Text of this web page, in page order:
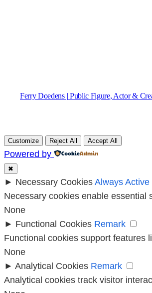
Ferry Doedens | Public Figure, Actor &
Customize Reject All Accept All
Powered by
✖
► Necessary Cookies Always Active
Necessary cookies enable essential
None
► Functional Cookies Remark
Functional cookies support features
None
► Analytical Cookies Remark
Analytical cookies track visitor